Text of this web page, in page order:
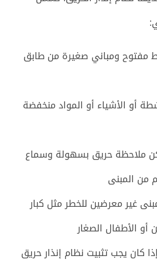
ومباني صغيرة من طابق
أو الأشياء أو المواد منخفضة
ملاحظة حريق بسهولة وسماع
المبنى
غير معرضين للخطر مثل كبار
الأطفال الصغار
كان يجب تثبيت نظام إنذار حريق